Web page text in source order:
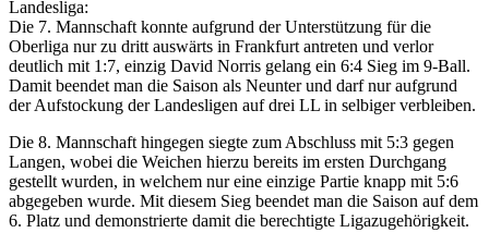
Landesliga:
Die 7. Mannschaft konnte aufgrund der Unterstützung für die
Oberliga nur zu dritt auswärts in Frankfurt antreten und verlor
deutlich mit 1:7, einzig David Norris gelang ein 6:4 Sieg im 9-Ball.
Damit beendet man die Saison als Neunter und darf nur aufgrund
der Aufstockung der Landesligen auf drei LL in selbiger verbleiben.
Die 8. Mannschaft hingegen siegte zum Abschluss mit 5:3 gegen
Langen, wobei die Weichen hierzu bereits im ersten Durchgang
gestellt wurden, in welchem nur eine einzige Partie knapp mit 5:6
abgegeben wurde. Mit diesem Sieg beendet man die Saison auf dem
6. Platz und demonstrierte damit die berechtigte Ligazugehörigkeit.